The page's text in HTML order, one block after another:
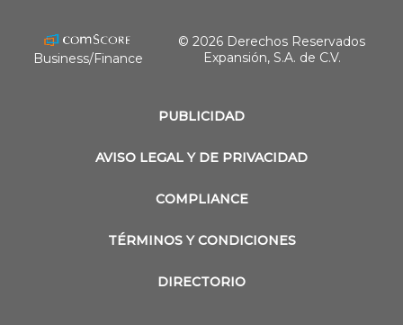
PUBLICIDAD
AVISO LEGAL Y DE PRIVACIDAD
COMPLIANCE
TÉRMINOS Y CONDICIONES
DIRECTORIO
Business/Finance
© 2026 Derechos Reservados
Expansión, S.A. de C.V.